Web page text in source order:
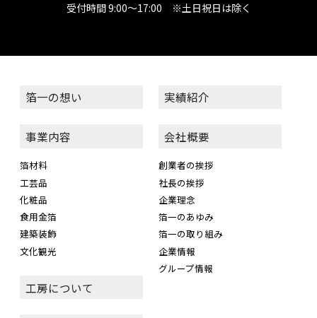
受付時間 9:00～17:00 ※土日祝日は除く
箔一の想い
事業内容
箔材料
工芸品
化粧品
食用金箔
建築装飾
文化観光
工房について
実績紹介
会社概要
創業者の挨拶
社長の挨拶
企業理念
箔一のあゆみ
箔一の取り組み
企業情報
グループ情報